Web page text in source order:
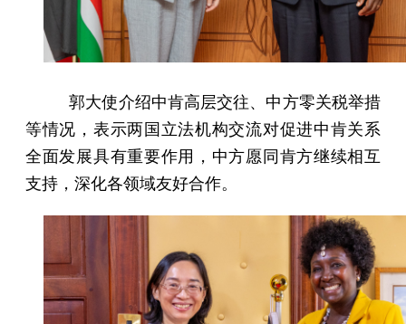
郭大使介绍中肯高层交往、中方零关税举措
等情况，表示两国立法机构交流对促进中肯关系
全面发展具有重要作用，中方愿同肯方继续相互
支持，深化各领域友好合作。